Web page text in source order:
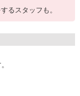
るスタッフも。